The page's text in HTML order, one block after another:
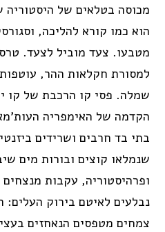
מכוסה בטלאים של היסטוריה
הוא כמו קורא להליכה,
מטבעו. צעד מוביל לצעד.
למסורת חקלאות ההר,
שמלה. פסי קו הרכבת של קו
הקדמה של האימפריה
בתי בד חרבים ושרידים
שנמלאו קוצים ובורות מים
ופרהיסטוריה, עקבות
נבלעים לאיטם בירוק העלים:
צמחים מטפסים הנאחזים